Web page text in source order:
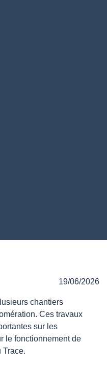
19/06/2026
chantiers
Ces travaux
sur les
le fonctionnement de
Trace.